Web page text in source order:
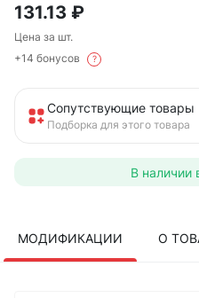
131.13 ₽
Цена за шт.
+14 бонусов
?
Сопутствующие товары
Подборка для этого товара
В наличии
МОДИФИКАЦИИ О